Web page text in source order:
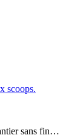
sans fin…